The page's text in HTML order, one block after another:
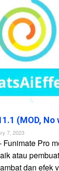
(MOD,
7, 2023
Funimate Pro
atau
dan efek